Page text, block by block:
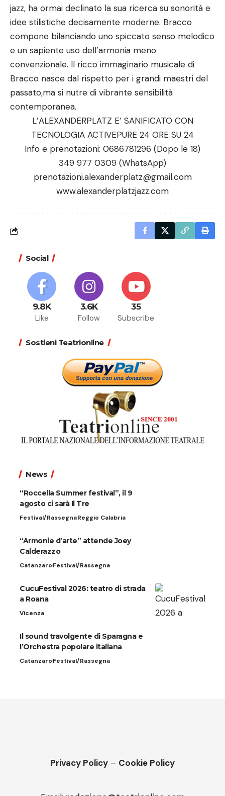
jazz, ha ormai declinato la sua ricerca su sonorità e
idee stilistiche decisamente moderne. Bracco
compone bilanciando uno spiccato senso melodico
e un sapiente uso dell’armonia meno
convenzionale. Il ricco immaginario musicale di
Bracco nasce dal rispetto per i grandi maestri del
passato,ma si nutre di vibrante sensibilità
contemporanea.
L’ALEXANDERPLATZ E’ SANIFICATO CON
TECNOLOGIA ACTIVEPURE 24 ORE SU 24
Info e prenotazioni: 0686781296 (Dopo le 18)
349 977 0309 (WhatsApp)
prenotazioni.alexanderplatz@gmail.com
www.alexanderplatzjazz.com
Social
9.8K
Like
3.6K
Follow
35
Subscribe
Sostieni Teatrionline
News
“Roccella Summer festival”, il 9
agosto ci sarà Il Tre
Festival/RassegnaReggio Calabria
“Armonie d’arte” attende Joey
Calderazzo
CatanzaroFestival/Rassegna
CucuFestival 2026: teatro di strada
a Roana
Vicenza
Il sound travolgente di Sparagna e
l’Orchestra popolare italiana
CatanzaroFestival/Rassegna
Privacy Policy – Cookie Policy